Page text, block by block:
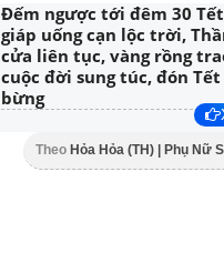
Đếm ngược tới đêm 30
giáp uống cạn lộc trời,
cửa liên tục, vàng rồng
cuộc đời sung túc, đón
bừng
Theo Hỏa Hỏa (TH) | Phụ Nữ